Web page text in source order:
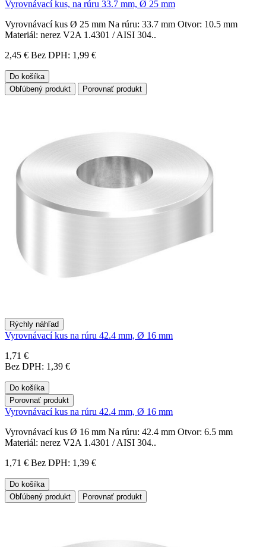
Vyrovnávací kus, na rúru 33.7 mm, Ø 25 mm
Vyrovnávací kus Ø 25 mm Na rúru: 33.7 mm Otvor: 10.5 mm
Materiál: nerez V2A 1.4301 / AISI 304..
2,45 € Bez DPH: 1,99 €
Do košíka
Obľúbený produkt
Porovnať produkt
Rýchly náhľad
Vyrovnávací kus na rúru 42.4 mm, Ø 16 mm
1,71 €
Bez DPH: 1,39 €
Do košíka
Porovnať produkt
Vyrovnávací kus na rúru 42.4 mm, Ø 16 mm
Vyrovnávací kus Ø 16 mm Na rúru: 42.4 mm Otvor: 6.5 mm
Materiál: nerez V2A 1.4301 / AISI 304..
1,71 € Bez DPH: 1,39 €
Do košíka
Obľúbený produkt
Porovnať produkt